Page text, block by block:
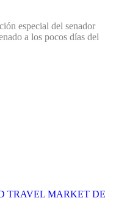
especial del senador
a los pocos días del
TRAVEL MARKET DE